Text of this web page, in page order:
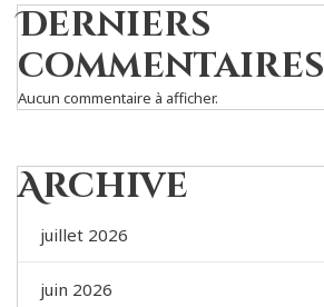
Derniers
commentaires
Aucun commentaire à afficher.
Archive
juillet 2026
juin 2026